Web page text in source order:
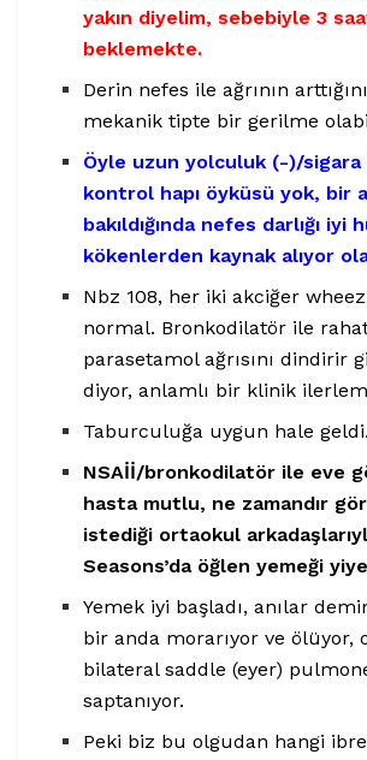
yakın diyelim, sebebiyle 3
beklemekte.
Derin nefes ile ağrının
mekanik tipte bir gerilme
Öyle uzun yolculuk (-)/sigara
kontrol hapı öyküsü yok, bir
bakıldığında nefes darlığı iyi
kökenlerden kaynak alıyor
Nbz 108, her iki akciğer
normal. Bronkodilatör ile
parasetamol ağrısını dindirir
diyor, anlamlı bir klinik
Taburculuğa uygun hale geldi.
NSAİİ/bronkodilatör ile eve
hasta mutlu, ne zamandır
istediği ortaokul
Seasons’da öğlen yemeği
Yemek iyi başladı, anılar
bir anda morarıyor ve ölüyor,
bilateral saddle (eyer)
saptanıyor.
Peki biz bu olgudan hangi